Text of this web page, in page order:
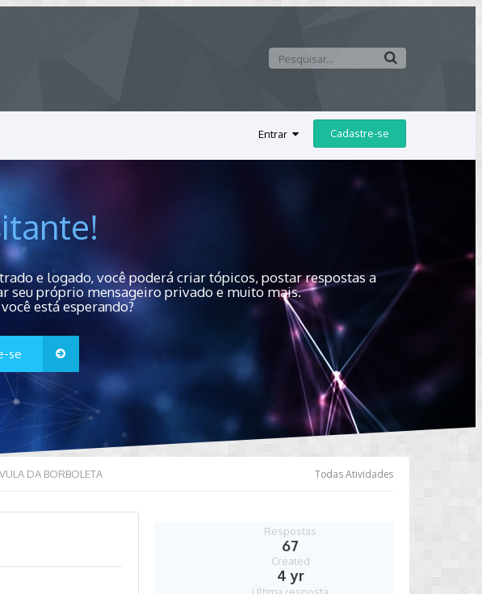
Entrar Cadastre-se
e logado, você poderá criar tópicos, postar respostas a
seu próprio mensageiro privado e muito mais.
está esperando?
se
Todas Atividades
DA BORBOLETA
Respostas
67
Created
4 yr
Última resposta